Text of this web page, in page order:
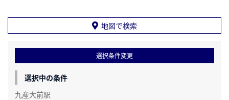
地図で検索
選択条件変更
選択中の条件
九産大前駅